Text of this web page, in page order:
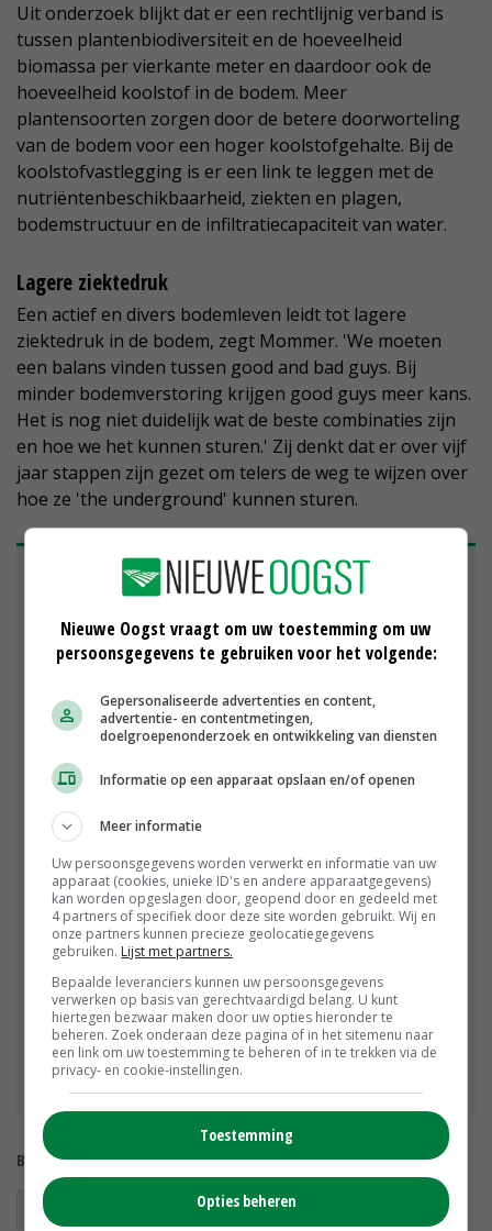
Uit onderzoek blijkt dat er een rechtlijnig verband is
tussen plantenbiodiversiteit en de hoeveelheid
biomassa per vierkante meter en daardoor ook de
hoeveelheid koolstof in de bodem. Meer
plantensoorten zorgen door de betere doorworteling
van de bodem voor een hoger koolstofgehalte. Bij de
koolstofvastlegging is er een link te leggen met de
nutriëntenbeschikbaarheid, ziekten en plagen,
bodemstructuur en de infiltratiecapaciteit van water.
Lagere ziektedruk
Een actief en divers bodemleven leidt tot lagere
ziektedruk in de bodem, zegt Mommer. 'We moeten
een balans vinden tussen good and bad guys. Bij
minder bodemverstoring krijgen good guys meer kans.
Het is nog niet duidelijk wat de beste combinaties zijn
en hoe we het kunnen sturen.' Zij denkt dat er over vijf
jaar stappen zijn gezet om telers de weg te wijzen over
hoe ze 'the underground' kunnen sturen.
André Jurrius schenkt aandacht aan
humusopbouw
André Jurrius heeft een 150 hectare groot
biologisch-dynamisch bedrijf in Randwijk, in de
kolen, pompoenen en ook tarwe, spelt, quinoa,
lupine en grasklaver. 'Voordat ik de gewassen ga
markt wat en wanneer nodig heeft.' Grasklaver laat
minder onkruiddruk en een betere beworteling.
grasklaver weghalen zonder ploegen is een
uitdaging. Het is topsport om uien goed te laten
groeien na grasklaver.' Jurrius heeft lastig
bewerkbare rivierklei. 'De bodem staat constant
centraal, het hele jaar rond', zegt de teler, die de
gronden lange tijd heeft geploegd. 'Ik zag het als
een verzekeringspremie.' Het afgelopen najaar
heeft hij definitief gekozen voor niet-kerende
grondbewerking. Daarmee kan hij meer aandacht
schenken aan bodembiologie en humusopbouw.
Bekijk meer over:
bodemleven koolstof
Nieuwe Oogst vraagt om uw toestemming om uw
persoonsgegevens te gebruiken voor het volgende:
Gepersonaliseerde advertenties en content,
advertentie- en contentmetingen,
doelgroepenonderzoek en ontwikkeling van diensten
Informatie op een apparaat opslaan en/of openen
Meer informatie
Uw persoonsgegevens worden verwerkt en informatie van uw
apparaat (cookies, unieke ID's en andere apparaatgegevens)
kan worden opgeslagen door, geopend door en gedeeld met
4 partners of specifiek door deze site worden gebruikt. Wij en
onze partners kunnen precieze geolocatiegegevens
gebruiken. Lijst met partners.
Bepaalde leveranciers kunnen uw persoonsgegevens
verwerken op basis van gerechtvaardigd belang. U kunt
hiertegen bezwaar maken door uw opties hieronder te
beheren. Zoek onderaan deze pagina of in het sitemenu naar
een link om uw toestemming te beheren of in te trekken via de
privacy- en cookie-instellingen.
Toestemming
Opties beheren